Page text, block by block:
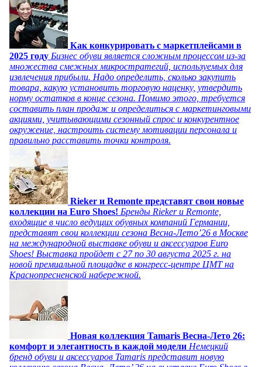
Как конкурировать с маркетплейсами в
2025 году Бизнес обуви является сложным процессом из-за
множества смежных микростратегий, используемых для
извлечения прибыли. Надо определить, сколько закупить
товара, какую установить торговую наценку, утвердить
норму остатков в конце сезона. Помимо этого, требуется
составить план продаж и определиться с маркетинговыми
акциями, учитывающими сезонный спрос и конкурентное
окружение, настроить систему мотивации персонала и
правильно расставить точки контроля.
Rieker и Remonte представят свои новые
коллекции на Euro Shoes! Бренды Rieker и Remonte,
входящие в число ведущих обувных компаний Германии,
представят свои коллекции сезона Весна-Лето’26 в Москве
на международной выставке обуви и аксессуаров Euro
Shoes! Выставка пройдет c 27 по 30 августа 2025 г. на
новой премиальной площадке в конгресс-центре ЦМТ на
Краснопресненской набережной.
Новая коллекция Tamaris Весна-Лето 26:
комфорт и элегантность в каждой модели Немецкий
бренд обуви и аксессуаров Tamaris представит новую